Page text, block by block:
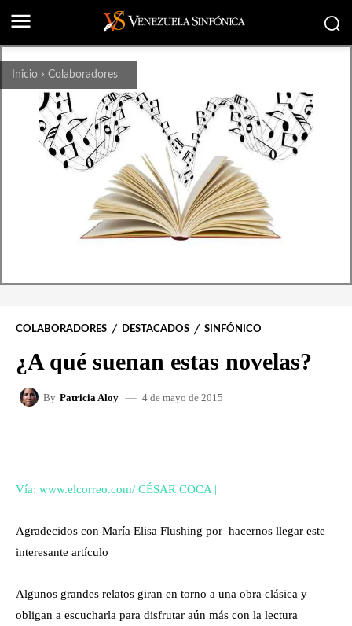
Inicio Colaboradores
COLABORADORES DESTACADOS SINFÓNICO
¿A qué suenan estas novelas?
By Patricia Aloy 4 de mayo de 2015
Vía: www.elcorreo.com/ CÉSAR COCA |
Agradecidos con María Elisa Flushing por hacernos llegar este
interesante artículo
Algunos grandes relatos giran en torno a una obra clásica y
obligan a escucharla para disfrutar aún más con la lectura